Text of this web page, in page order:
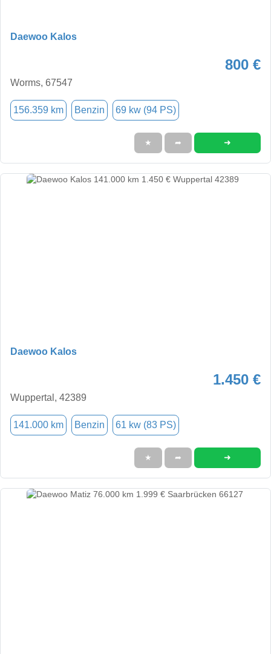
Daewoo Kalos
800 €
Worms, 67547
156.359 km Benzin 69 kw (94 PS)
★ ➦ ➜
Daewoo Kalos
1.450 €
Wuppertal, 42389
141.000 km Benzin 61 kw (83 PS)
★ ➦ ➜